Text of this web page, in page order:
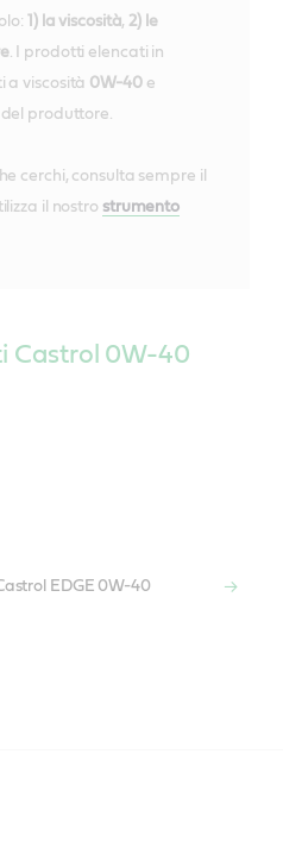
1) la viscosità, 2) le
. I prodotti elencati in
a viscosità 0W-40e
produttore.
cerchi, consulta sempre il
il nostro strumento
Castrol 0W-40
EDGE 0W-40